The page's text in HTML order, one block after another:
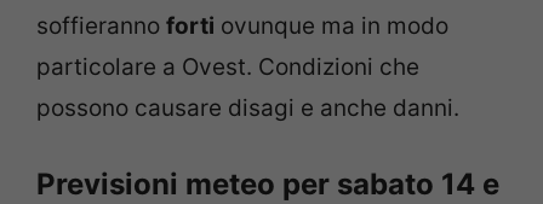
soffieranno forti ovunque ma in modo
particolare a Ovest. Condizioni che
possono causare disagi e anche danni.
Previsioni meteo per sabato 14 e